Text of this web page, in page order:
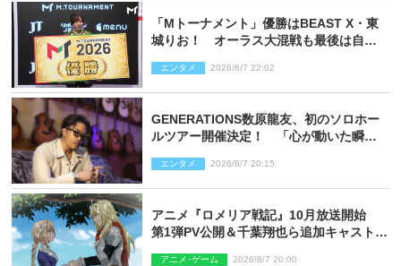
「Mトーナメント」優勝はBEAST X・東
城りお！ オーラス大混戦も最後は自ら
エンタメ 2026/8/7 22:02
GENERATIONS数原龍友、初のソロホー
ルツアー開催決定！ 「心が動いた瞬間
エンタメ 2026/8/7 20:15
アニメ『ロメリア戦記』10月放送開始
第1弾PV公開＆千葉翔也ら追加キャスト4
アニメ･ゲーム 2026/8/7 20:00